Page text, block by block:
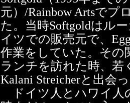
元）/Rainbow Artsでプ
た。当時Softgoldはル
イツでの販売元で、
作業をしていた。その
ランチを訪れた時、若
Kalani Streicherと出会
ドイツ人とハワイ人